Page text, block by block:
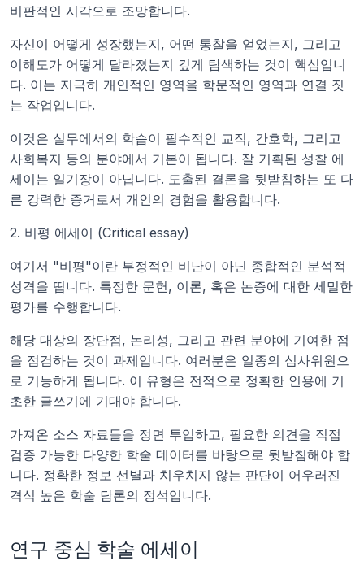
비판적인 시각으로 조망합니다.
자신이 어떻게 성장했는지, 어떤 통찰을 얻었는지, 그리고
이해도가 어떻게 달라졌는지 깊게 탐색하는 것이 핵심입니
다. 이는 지극히 개인적인 영역을 학문적인 영역과 연결 짓
는 작업입니다.
이것은 실무에서의 학습이 필수적인 교직, 간호학, 그리고
사회복지 등의 분야에서 기본이 됩니다. 잘 기획된 성찰 에
세이는 일기장이 아닙니다. 도출된 결론을 뒷받침하는 또 다
른 강력한 증거로서 개인의 경험을 활용합니다.
2. 비평 에세이 (Critical essay)
여기서 "비평"이란 부정적인 비난이 아닌 종합적인 분석적
성격을 띱니다. 특정한 문헌, 이론, 혹은 논증에 대한 세밀한
평가를 수행합니다.
해당 대상의 장단점, 논리성, 그리고 관련 분야에 기여한 점
을 점검하는 것이 과제입니다. 여러분은 일종의 심사위원으
로 기능하게 됩니다. 이 유형은 전적으로 정확한 인용에 기
초한 글쓰기에 기대야 합니다.
가져온 소스 자료들을 정면 투입하고, 필요한 의견을 직접
검증 가능한 다양한 학술 데이터를 바탕으로 뒷받침해야 합
니다. 정확한 정보 선별과 치우치지 않는 판단이 어우러진
격식 높은 학술 담론의 정석입니다.
연구 중심 학술 에세이